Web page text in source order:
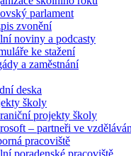
parlament
zvonění
noviny a podcasty
ke stažení
a zaměstnání
deska
školy
projekty školy
– partneři ve
pracoviště
poradenské pracoviště